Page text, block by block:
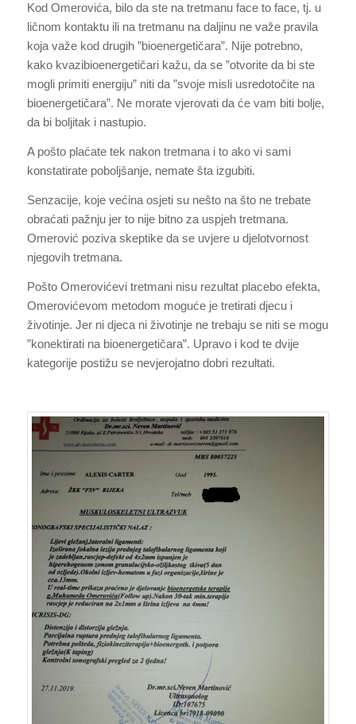
Kod Omerovića, bilo da ste na tretmanu face to face, tj. u
ličnom kontaktu ili na tretmanu na daljinu ne važe pravila
koja važe kod drugih ”bioenergetičara”. Nije potrebno,
kako kvazibioenergetičari kažu, da se ”otvorite da bi ste
mogli primiti energiju” niti da ”svoje misli usredotočite na
bioenergetičara”. Ne morate vjerovati da će vam biti bolje,
da bi boljitak i nastupio.
A pošto plaćate tek nakon tretmana i to ako vi sami
konstatirate poboljšanje, nemate šta izgubiti.
Senzacije, koje većina osjeti su nešto na što ne trebate
obraćati pažnju jer to nije bitno za uspjeh tretmana.
Omerović poziva skeptike da se uvjere u djelotvornost
njegovih tretmana.
Pošto Omerovićevi tretmani nisu rezultat placebo efekta,
Omerovićevom metodom moguće je tretirati djecu i
životinje. Jer ni djeca ni životinje ne trebaju se niti se mogu
”konektirati na bioenergetičara”. Upravo i kod te dvije
kategorije postižu se nevjerojatno dobri rezultati.